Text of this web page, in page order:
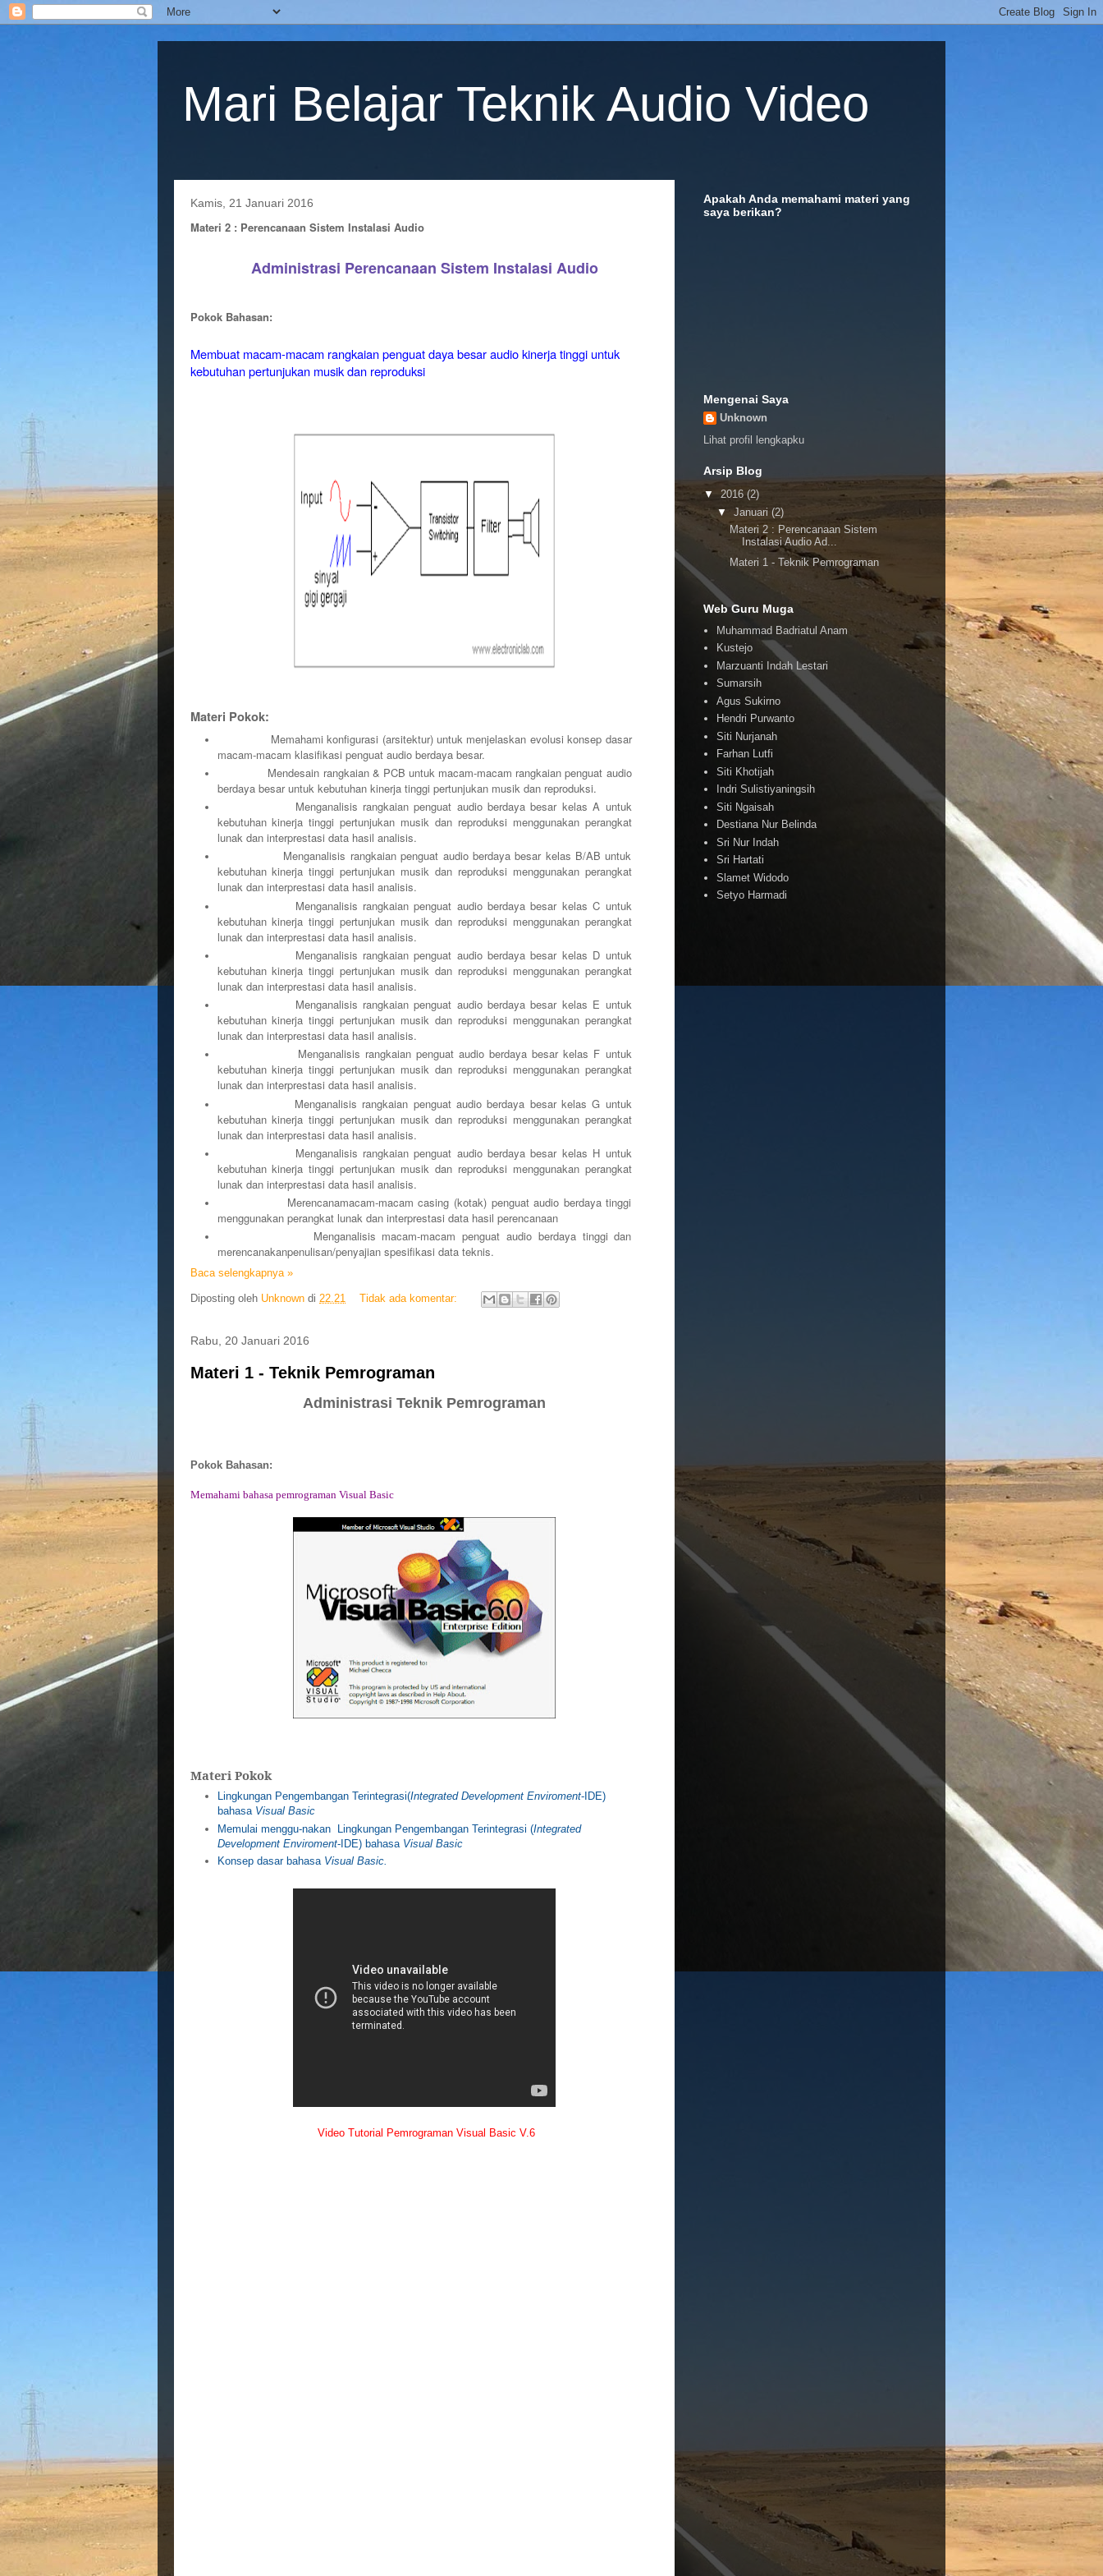
Mari Belajar Teknik Audio Video
Kamis, 21 Januari 2016
Materi 2 : Perencanaan Sistem Instalasi Audio
Administrasi Perencanaan Sistem Instalasi Audio
Pokok Bahasan:
Membuat macam-macam rangkaian penguat daya besar audio kinerja tinggi untuk
kebutuhan pertunjukan musik dan reproduksi
Materi Pokok:
Memahami konfigurasi (arsitektur) untuk menjelaskan evolusi konsep dasar
macam-macam klasifikasi penguat audio berdaya besar.
Mendesain rangkaian & PCB untuk macam-macam rangkaian penguat audio
berdaya besar untuk kebutuhan kinerja tinggi pertunjukan musik dan reproduksi.
Menganalisis rangkaian penguat audio berdaya besar kelas A untuk
kebutuhan kinerja tinggi pertunjukan musik dan reproduksi menggunakan perangkat
lunak dan interprestasi data hasil analisis.
Menganalisis rangkaian penguat audio berdaya besar kelas B/AB untuk
kebutuhan kinerja tinggi pertunjukan musik dan reproduksi menggunakan perangkat
lunak dan interprestasi data hasil analisis.
Menganalisis rangkaian penguat audio berdaya besar kelas C untuk
kebutuhan kinerja tinggi pertunjukan musik dan reproduksi menggunakan perangkat
lunak dan interprestasi data hasil analisis.
Menganalisis rangkaian penguat audio berdaya besar kelas D untuk
kebutuhan kinerja tinggi pertunjukan musik dan reproduksi menggunakan perangkat
lunak dan interprestasi data hasil analisis.
Menganalisis rangkaian penguat audio berdaya besar kelas E untuk
kebutuhan kinerja tinggi pertunjukan musik dan reproduksi menggunakan perangkat
lunak dan interprestasi data hasil analisis.
Menganalisis rangkaian penguat audio berdaya besar kelas F untuk
kebutuhan kinerja tinggi pertunjukan musik dan reproduksi menggunakan perangkat
lunak dan interprestasi data hasil analisis.
Menganalisis rangkaian penguat audio berdaya besar kelas G untuk
kebutuhan kinerja tinggi pertunjukan musik dan reproduksi menggunakan perangkat
lunak dan interprestasi data hasil analisis.
Menganalisis rangkaian penguat audio berdaya besar kelas H untuk
kebutuhan kinerja tinggi pertunjukan musik dan reproduksi menggunakan perangkat
lunak dan interprestasi data hasil analisis.
Merencanamacam-macam casing (kotak) penguat audio berdaya tinggi
menggunakan perangkat lunak dan interprestasi data hasil perencanaan
Menganalisis macam-macam penguat audio berdaya tinggi dan
merencanakanpenulisan/penyajian spesifikasi data teknis.
Baca selengkapnya »
Diposting oleh Unknown di 22.21 Tidak ada komentar:
Rabu, 20 Januari 2016
Materi 1 - Teknik Pemrograman
Administrasi Teknik Pemrograman
Pokok Bahasan:
Memahami bahasa pemrograman Visual Basic
Materi Pokok
Lingkungan Pengembangan Terintegrasi(Integrated Development Enviroment-IDE)
bahasa Visual Basic
Memulai menggu-nakan Lingkungan Pengembangan Terintegrasi (Integrated
Development Enviroment-IDE) bahasa Visual Basic
Konsep dasar bahasa Visual Basic.
Video Tutorial Pemrograman Visual Basic V.6
Apakah Anda memahami materi yang
saya berikan?
Mengenai Saya
Unknown
Lihat profil lengkapku
Arsip Blog
▼ 2016 (2)
▼ Januari (2)
Materi 2 : Perencanaan Sistem
Instalasi Audio Ad...
Materi 1 - Teknik Pemrograman
Web Guru Muga
Muhammad Badriatul Anam
Kustejo
Marzuanti Indah Lestari
Sumarsih
Agus Sukirno
Hendri Purwanto
Siti Nurjanah
Farhan Lutfi
Siti Khotijah
Indri Sulistiyaningsih
Siti Ngaisah
Destiana Nur Belinda
Sri Nur Indah
Sri Hartati
Slamet Widodo
Setyo Harmadi